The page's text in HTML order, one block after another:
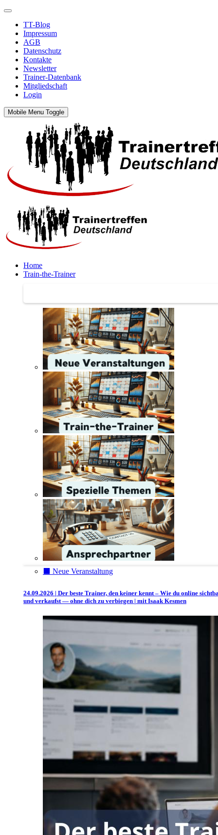
TT-Blog
Impressum
AGB
Datenschutz
Kontakte
Newsletter
Trainer-Datenbank
Mitgliedschaft
Login
Mobile Menu Toggle
Home
Train-the-Trainer
⬛️ Neue Veranstaltung
24.09.2026 | Der beste Trainer, den keiner kennt – Wie du online
und verkaufst — ohne dich zu verbiegen | mit Isaak Kesmen